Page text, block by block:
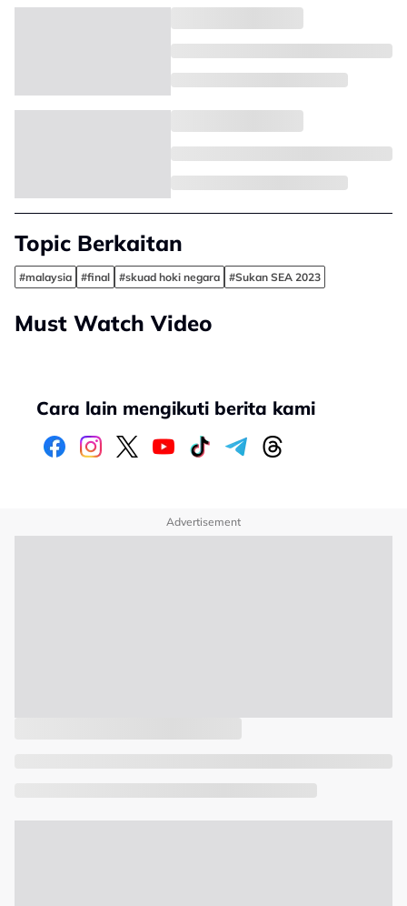
Topic Berkaitan
#malaysia #final #skuad hoki negara #Sukan SEA 2023
Must Watch Video
Cara lain mengikuti berita kami
Advertisement